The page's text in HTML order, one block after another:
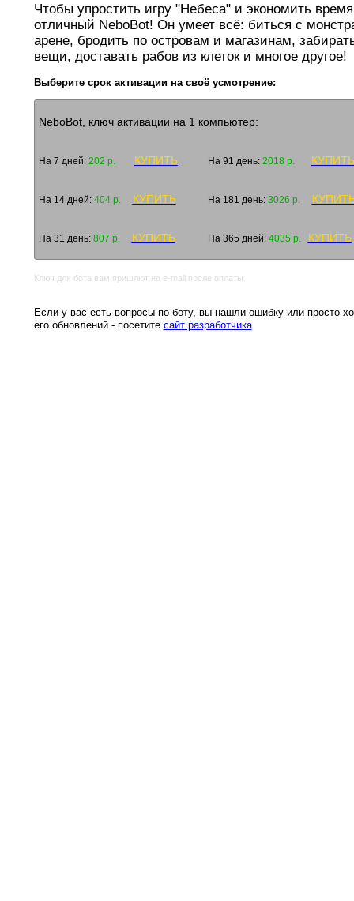
Чтобы упростить игру "Небеса" и экономить
отличный NeboBot! Он умеет всё: биться с
арене, бродить по островам и магазинам,
вещи, доставать рабов из клеток и многое другое!
Выберите срок активации на своё усмотрение:
NeboBot, ключ активации на 1 компьютер:
На 7 дней: 202 р. КУПИТЬ На 91 день: 2018 р. КУПИТЬ
На 14 дней: 404 р. КУПИТЬ На 181 день: 3026 р.
На 31 день: 807 р. КУПИТЬ На 365 дней: 4035 р. КУПИТЬ
Ключ для бота вам пришлют на e-mail после оплаты.
Если у вас есть вопросы по боту, вы нашли ошибку или просто
его обновлений - посетите сайт разработчика